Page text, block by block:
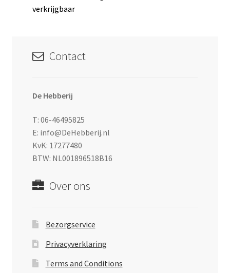
navigatie
verkrijgbaar
Contact
De Hebberij
T: 06-46495825
E: info@DeHebberij.nl
KvK: 17277480
BTW: NL001896518B16
Over ons
Bezorgservice
Privacyverklaring
Terms and Conditions